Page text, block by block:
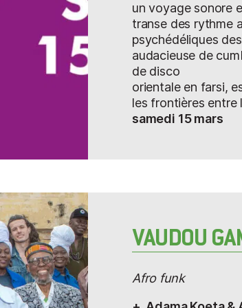
les effacer. Fini les lignes de
Voici de la guitare (Colin Laroche
Kouyate), du balafon (Adama
Dembele), des percussions
de chœurs (Wendy Engone et Julie
(Cherif Soumano Mamadou), de
L’introduction d’éléments africains
les effluves du Continent noir dans
Indies. Et nous voici avec un
africain dans son phrasé, dans sa
Tiken Jah Fakoly savait que Bob
Ethiopie (ce ne fut pas le cas) et
dans le fleuve Congo (ce dont sa
un voyage sonore
transe des rythme
psychédéliques
audacieuse de
de disco
orientale en farsi,
les frontières entre
samedi 15 mars
VAUDOU
Afro funk